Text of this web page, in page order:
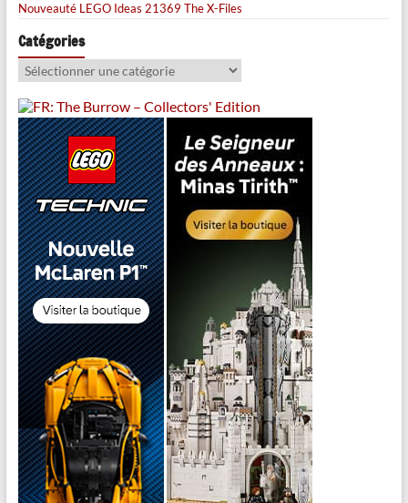
Nouveauté LEGO Ideas 21369 The X-Files
Catégories
Catégories